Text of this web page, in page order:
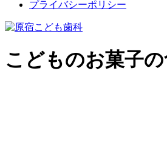
プライバシーポリシー
こどものお菓子